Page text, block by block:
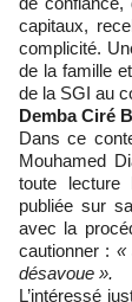
capitaux,
complicité.
de la famille
de la SGI au
Demba Ciré
Dans ce
Mouhamed
toute lecture
publiée sur
avec la
cautionner : «
désavoue ».
L’intéressé